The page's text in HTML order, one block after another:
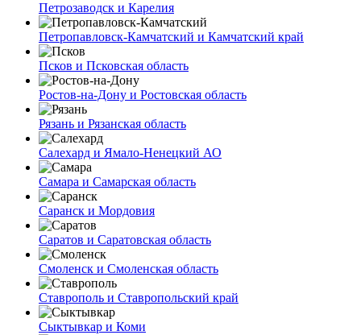
Петрозаводск и Карелия
Петропавловск-Камчатский и Камчатский край
Псков и Псковская область
Ростов-на-Дону и Ростовская область
Рязань и Рязанская область
Салехард и Ямало-Ненецкий АО
Самара и Самарская область
Саранск и Мордовия
Саратов и Саратовская область
Смоленск и Смоленская область
Ставрополь и Ставропольский край
Сыктывкар и Коми